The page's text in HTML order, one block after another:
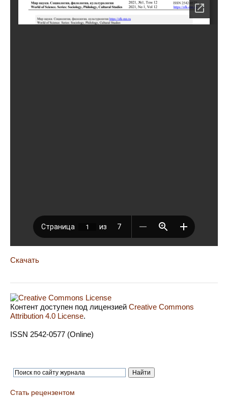
Скачать
Контент доступен под лицензией Creative Commons
Attribution 4.0 License.
ISSN 2542-0577 (Online)
Стать рецензентом